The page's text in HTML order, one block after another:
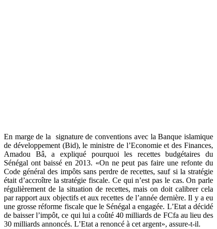
En marge de la signature de conventions avec la Banque islamique
de développement (Bid), le ministre de l’Economie et des Finances,
Amadou Bâ, a expliqué pourquoi les recettes budgétaires du
Sénégal ont baissé en 2013. «On ne peut pas faire une refonte du
Code général des impôts sans perdre de recettes, sauf si la stratégie
était d’accroître la stratégie fiscale. Ce qui n’est pas le cas. On parle
régulièrement de la situation de recettes, mais on doit calibrer cela
par rapport aux objectifs et aux recettes de l’année dernière. Il y a eu
une grosse réforme fiscale que le Sénégal a engagée. L’Etat a décidé
de baisser l’impôt, ce qui lui a coûté 40 milliards de FCfa au lieu des
30 milliards annoncés. L’Etat a renoncé à cet argent», assure-t-il.